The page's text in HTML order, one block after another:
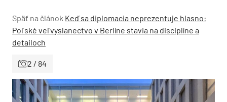
Späť na článok Keď sa diplomacia neprezentuje hlasno:
Poľské veľvyslanectvo v Berlíne stavia na disciplíne a
detailoch
2 / 84